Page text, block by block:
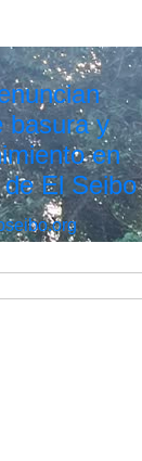
basura y
en
El Seibo